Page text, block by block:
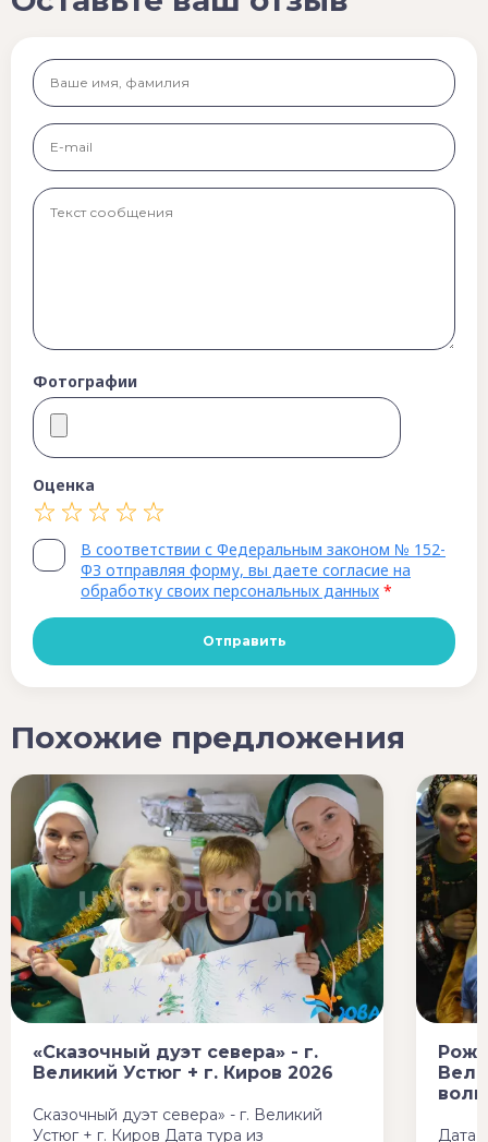
Фотографии
Оценка
В соответствии с Федеральным законом № 152-
ФЗ отправляя форму, вы даете согласие на
обработку своих персональных данных *
Похожие предложения
«Сказочный дуэт севера» - г.
Великий Устюг + г. Киров 2026
Сказочный дуэт севера» - г. Великий
Устюг + г. Киров Дата тура из
Дата